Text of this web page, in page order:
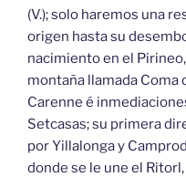
(V.); solo haremos una
origen hasta su
nacimiento en el
montaña llamada Coma
Carenne é
Setcasas; su primera
por Yillalonga y
donde se le une el